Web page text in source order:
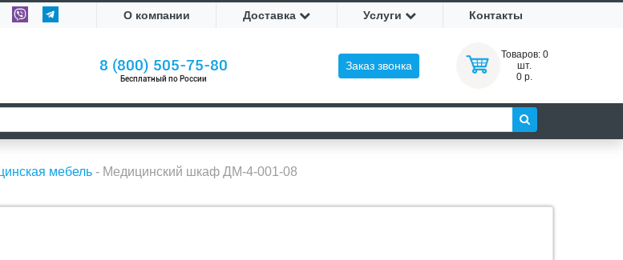
О компании Доставка Услуги Контакты
8 (800) 505-75-80
Бесплатный по России
Заказ звонка
Товаров: 0
шт.
0 р.
мебель - Медицинский шкаф ДМ-4-001-08